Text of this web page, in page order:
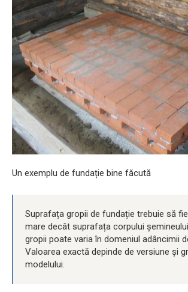
Un exemplu de fundație bine făcută
Suprafața gropii de fundație trebuie să
mare decât suprafața corpului
gropii poate varia în domeniul adâncimii
Valoarea exactă depinde de versiune și
modelului.